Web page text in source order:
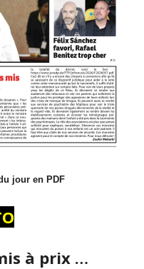
jour en PDF
à prix …